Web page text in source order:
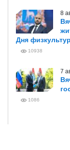
8
Дня
10938
7
1086